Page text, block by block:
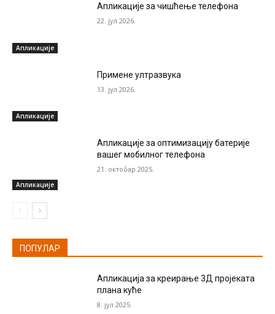
Апликације
Апликације за чишћење телефона
22. јул 2026.
Апликације
Примене ултразвука
13. јул 2026.
Апликације
Апликације за оптимизацију батерије
вашег мобилног телефона
21. октобар 2025.
ПОПУЛАР
Апликација за креирање 3Д пројеката
плана куће
8. јул 2025.